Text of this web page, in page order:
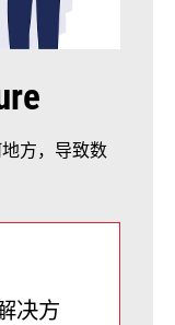
方，导致数
决方